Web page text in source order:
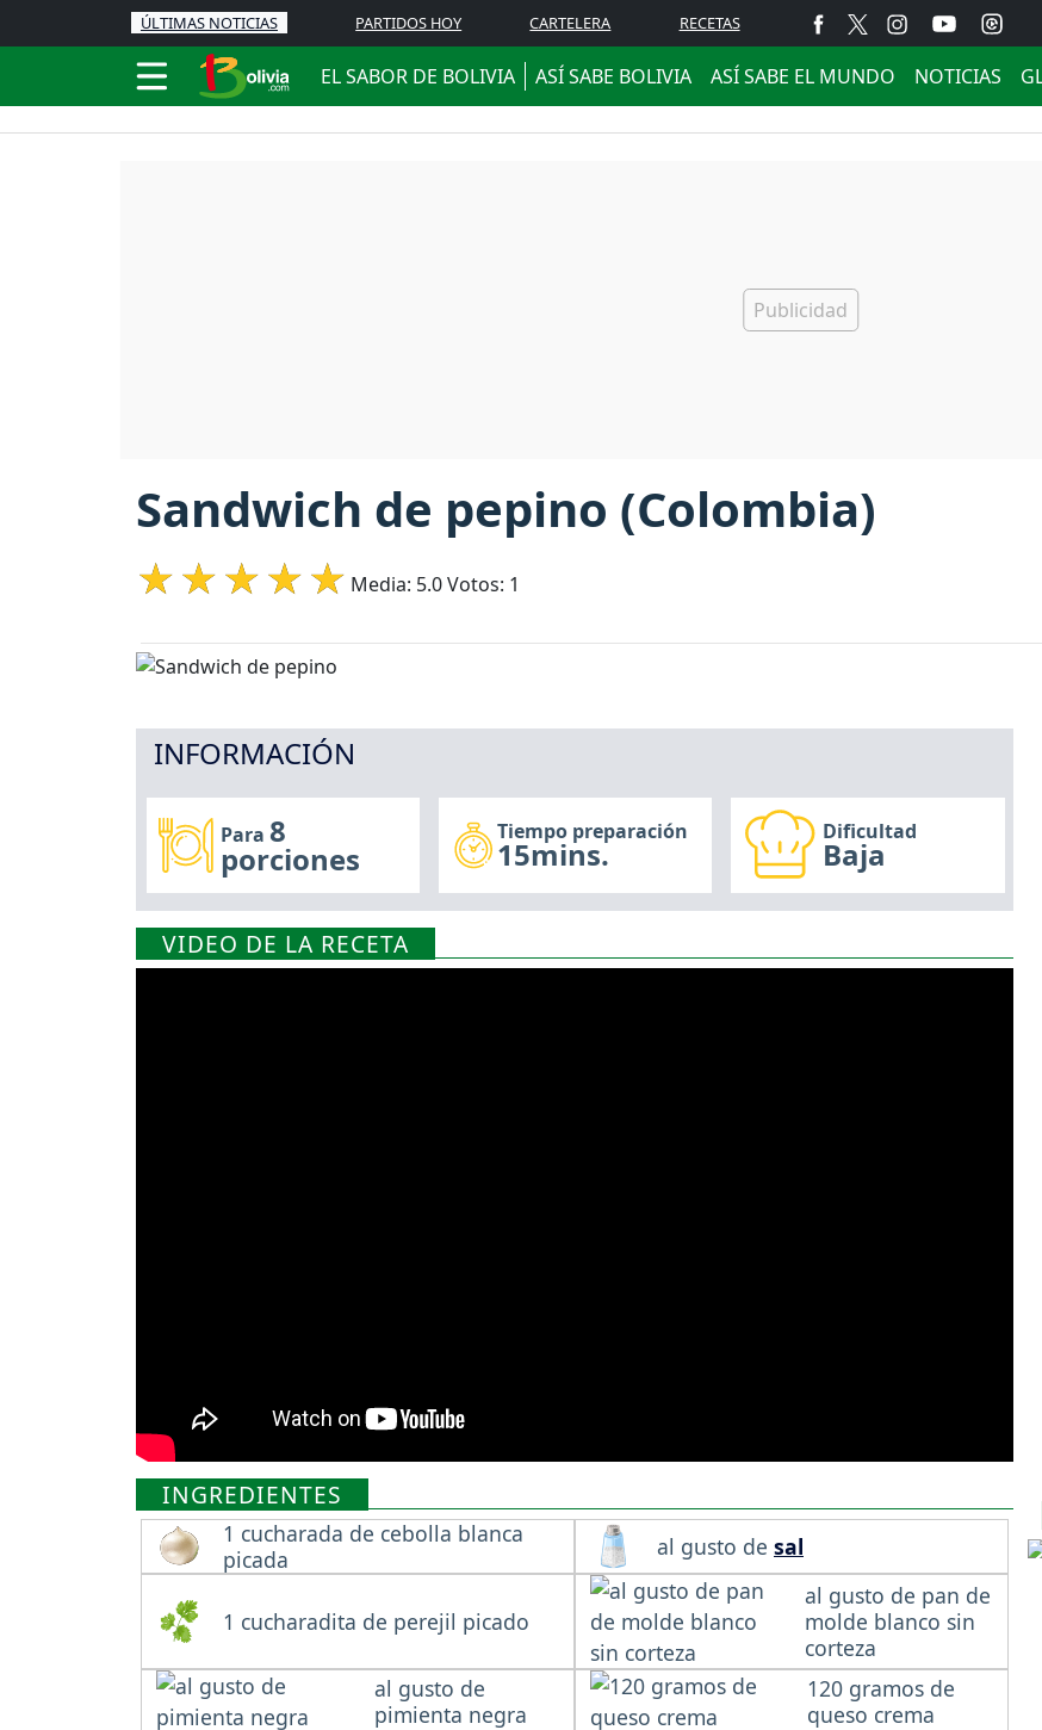
ÚLTIMAS NOTICIAS PARTIDOS HOY CARTELERA RECETAS
EL SABOR DE BOLIVIA ASÍ SABE BOLIVIA ASÍ SABE EL MUNDO NOTICIAS
Sandwich de pepino (Colombia)
Media: 5.0Votos: 1
INFORMACIÓN
Para 8
porciones
Tiempo preparación
15mins.
Dificultad
Baja
VIDEO DE LA RECETA
INGREDIENTES
1 cucharada de cebolla blanca
picada
al gusto de sal
1 cucharadita de perejil picado
al gusto de pan de
molde blanco sin
corteza
al gusto de
pimienta negra
120 gramos de
queso crema